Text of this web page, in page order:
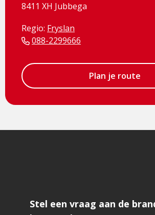
8411 XH Jubbega
Regio: Fryslan
088-2299666
Plan je route
Stel een vraag aan de